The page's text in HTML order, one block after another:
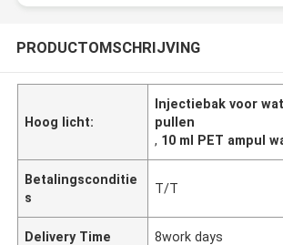
PRODUCTOMSCHRIJVING
Hoog licht:
Injectiebak voor
pullen
, 10 ml PET ampul
Betalingsconditie
s
T/T
Delivery Time 8work days